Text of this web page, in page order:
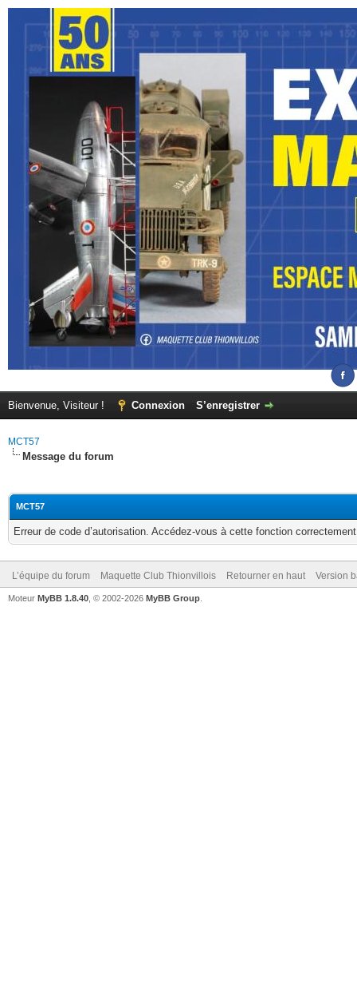
Bienvenue, Visiteur ! Connexion S’enregistrer
MCT57
Message du forum
MCT57
Erreur de code d’autorisation. Accédez-vous à cette fonction
L’équipe du forum Maquette Club Thionvillois Retourner en haut Version
Moteur MyBB 1.8.40 , © 2002-2026 MyBB Group